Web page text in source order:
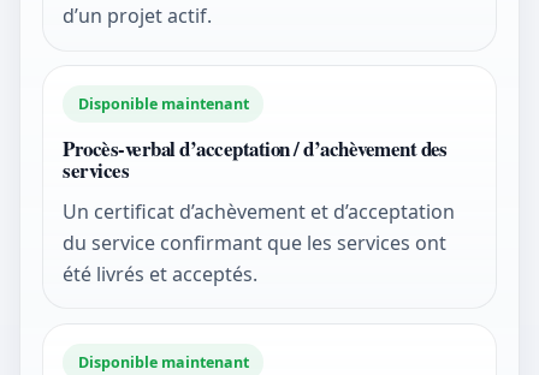
d’un projet actif.
Disponible maintenant
Procès-verbal d’acceptation / d’achèvement des
services
Un certificat d’achèvement et d’acceptation
du service confirmant que les services ont
été livrés et acceptés.
Disponible maintenant